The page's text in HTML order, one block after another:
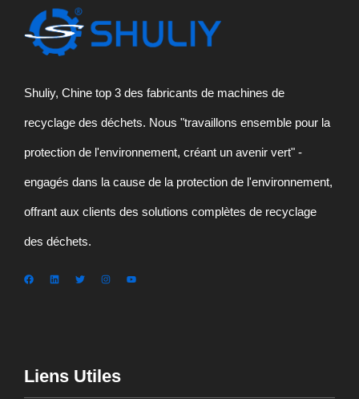
Shuliy, Chine top 3 des fabricants de machines de
recyclage des déchets. Nous "travaillons ensemble pour la
protection de l'environnement, créant un avenir vert" -
engagés dans la cause de la protection de l'environnement,
offrant aux clients des solutions complètes de recyclage
des déchets.
Liens Utiles